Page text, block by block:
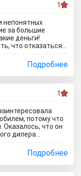
1
непонятных
за большие
деньги!
что отказаться
это развод и
потому что не
деньги да и
Подробнее
1
потому что
Оказалось, что он
дилера
на
что это наглый
с
разводящая
Подробнее